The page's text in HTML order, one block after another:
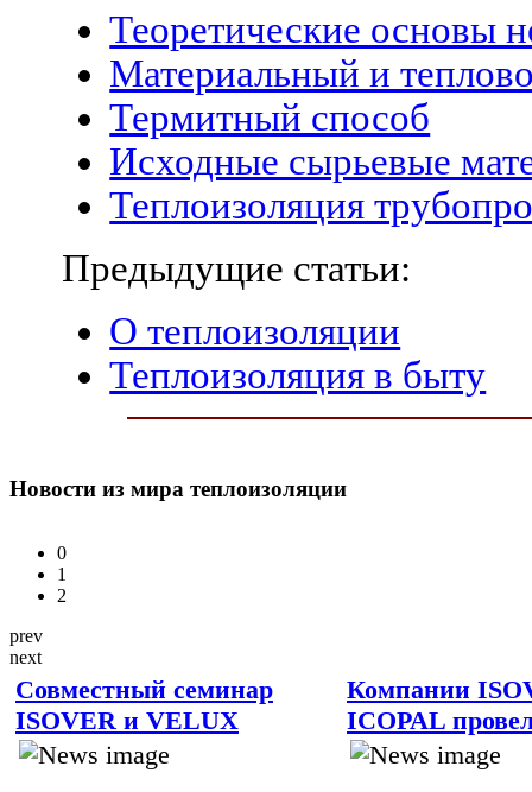
Теоретические основы
Материальный и
Термитный способ
Исходные сырьевые
Теплоизоляция
Предыдущие статьи:
О теплоизоляции
Теплоизоляция в быту
Новости из мира теплоизоляции
0
1
2
prev
next
Совместный семинар
ISOVER и VELUX
Компании
ICOPAL